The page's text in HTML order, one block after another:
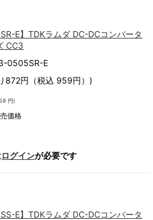
E】TDKラムダ DC-DCコンバータ
CC3
0505SR-E
872円（税込 959円）)
円)
価格
ログインが必要です
E】TDKラムダ DC-DCコンバータ